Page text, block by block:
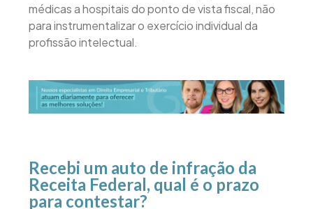
médicas a hospitais do ponto de vista fiscal, não
para instrumentalizar o exercício individual da
profissão intelectual.
Recebi um auto de infração da
Receita Federal, qual é o prazo
para contestar?